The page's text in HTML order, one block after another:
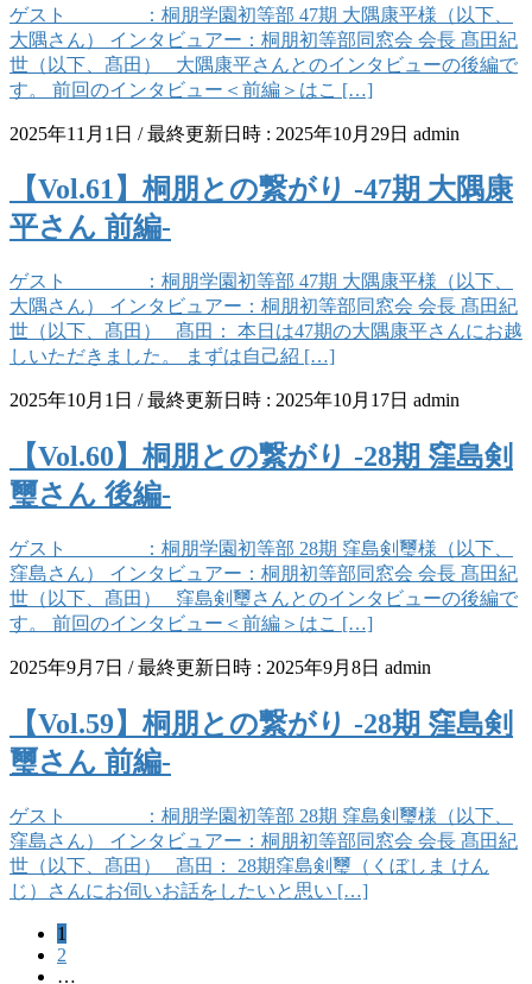
ゲスト ：桐朋学園初等部 47期 大隅康平様（以下、
大隅さん） インタビュアー：桐朋初等部同窓会 会長 髙田紀
世（以下、髙田） 大隅康平さんとのインタビューの後編で
す。 前回のインタビュー＜前編＞はこ […]
2025年11月1日 / 最終更新日時 : 2025年10月29日 admin
【Vol.61】桐朋との繋がり -47期 大隅康
平さん 前編-
ゲスト ：桐朋学園初等部 47期 大隅康平様（以下、
大隅さん） インタビュアー：桐朋初等部同窓会 会長 髙田紀
世（以下、髙田） 髙田： 本日は47期の大隅康平さんにお越
しいただきました。 まずは自己紹 […]
2025年10月1日 / 最終更新日時 : 2025年10月17日 admin
【Vol.60】桐朋との繋がり -28期 窪島剣
璽さん 後編-
ゲスト ：桐朋学園初等部 28期 窪島剣璽様（以下、
窪島さん） インタビュアー：桐朋初等部同窓会 会長 髙田紀
世（以下、髙田） 窪島剣璽さんとのインタビューの後編で
す。 前回のインタビュー＜前編＞はこ […]
2025年9月7日 / 最終更新日時 : 2025年9月8日 admin
【Vol.59】桐朋との繋がり -28期 窪島剣
璽さん 前編-
ゲスト ：桐朋学園初等部 28期 窪島剣璽様（以下、
窪島さん） インタビュアー：桐朋初等部同窓会 会長 髙田紀
世（以下、髙田） 髙田： 28期窪島剣璽（くぼしま けん
じ）さんにお伺いお話をしたいと思い […]
固
定
1
固
定
2
…